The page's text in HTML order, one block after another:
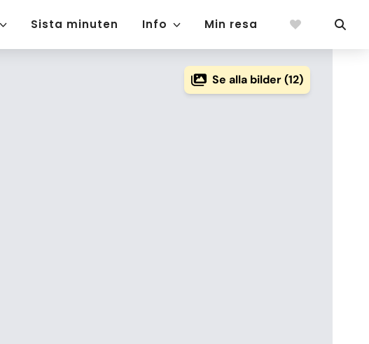
Sista minuten Info Min resa
Se alla bilder (12)